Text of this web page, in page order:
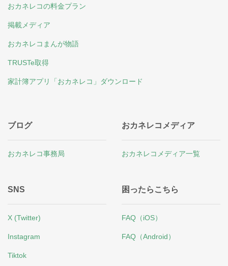
おカネレコの料金プラン
掲載メディア
おカネレコまんが物語
TRUSTe取得
家計簿アプリ「おカネレコ」ダウンロード
ブログ
おカネレコ事務局
おカネレコメディア
おカネレコメディア一覧
SNS
X (Twitter)
Instagram
Tiktok
困ったらこちら
FAQ（iOS）
FAQ（Android）